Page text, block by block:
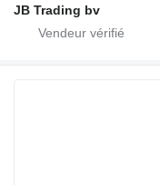
JB Trading bv